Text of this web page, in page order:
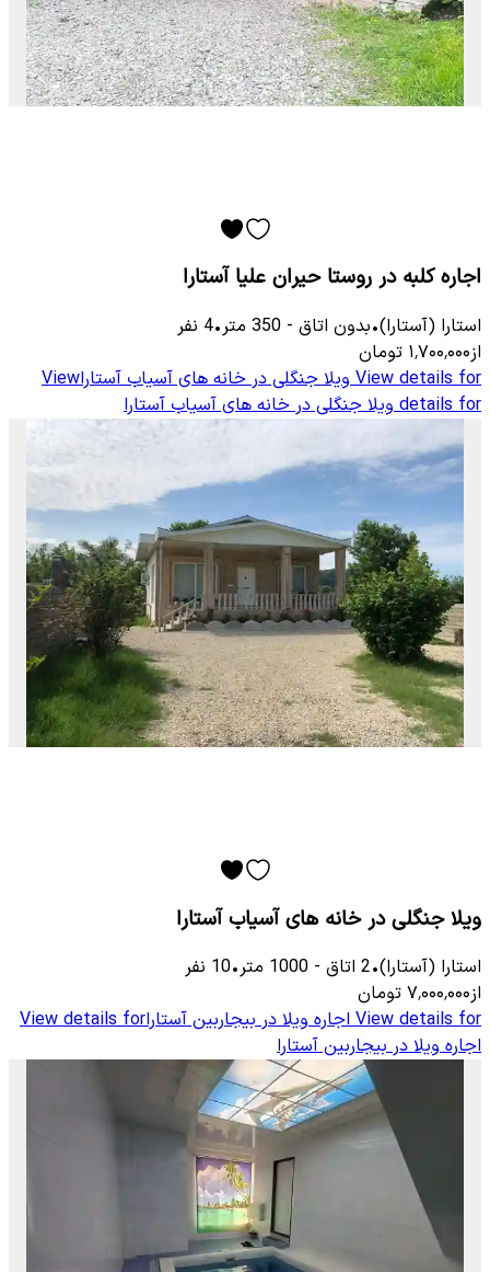
اجاره کلبه در روستا حیران علیا آستارا
استارا (آستارا)•بدون اتاق -
350 متر•
4 نفر
از۱٬۷۰۰٬۰۰۰ تومان
View details for ویلا جنگلی در خانه های آسیاب آستاراView
details for ویلا جنگلی در خانه های آسیاب آستارا
ویلا جنگلی در خانه های آسیاب آستارا
استارا (آستارا)•
2 اتاق -
1000 متر•
10 نفر
از۷٬۰۰۰٬۰۰۰ تومان
View details for اجاره ویلا در بیجاربین آستاراView details for
اجاره ویلا در بیجاربین آستارا